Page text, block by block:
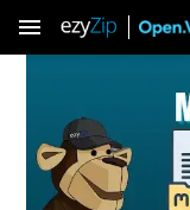
menu